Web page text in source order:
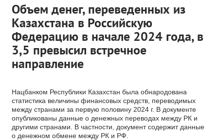
Объем денег, переведенных из
Казахстана в Российскую
Федерацию в начале 2024 года, в
3,5 превысил встречное
направление
Нацбанком Республики Казахстан была обнародована
статистика величины финансовых средств, переводимых
между странами за первую половину 2024 г. В документе
опубликованы данные о денежных переводах между РК и
другими странами. В частности, документ содержит данные
о денежном обмене между РК и РФ.